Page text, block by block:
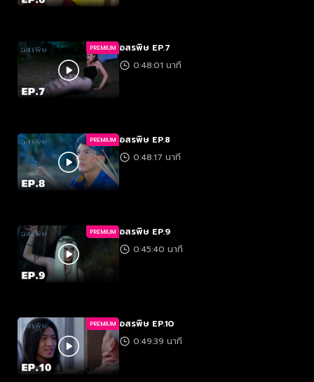
PREMIUM อสรพิษ EP.7
0:48:01 นาที
PREMIUM อสรพิษ EP.8
0:48:17 นาที
PREMIUM อสรพิษ EP.9
0:45:40 นาที
PREMIUM อสรพิษ EP.10
0:49:39 นาที